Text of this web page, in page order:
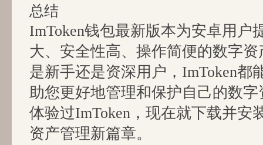
总结
ImToken钱包最新版本为安卓用户
大、安全性高、操作简便的数字
是新手还是资深用户，ImToken都
助您更好地管理和保护自己的数
体验过ImToken，现在就下载并安
资产管理新篇章。